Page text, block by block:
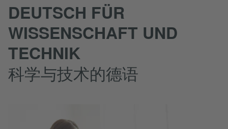
DEUTSCH FÜR
WISSENSCHAFT UND
TECHNIK
科学与技术的德语